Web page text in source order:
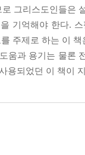
그리스도인들은
기억해야 한다.
주제로 하는 이
움과 용기는 물론
용되었던 이 책이